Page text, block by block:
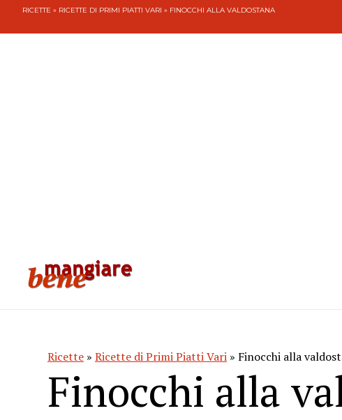
RICETTE » RICETTE DI PRIMI PIATTI VARI » FINOCCHI ALLA VALDOSTANA
Ricette » Ricette di Primi Piatti Vari » Finocchi alla
Finocchi alla